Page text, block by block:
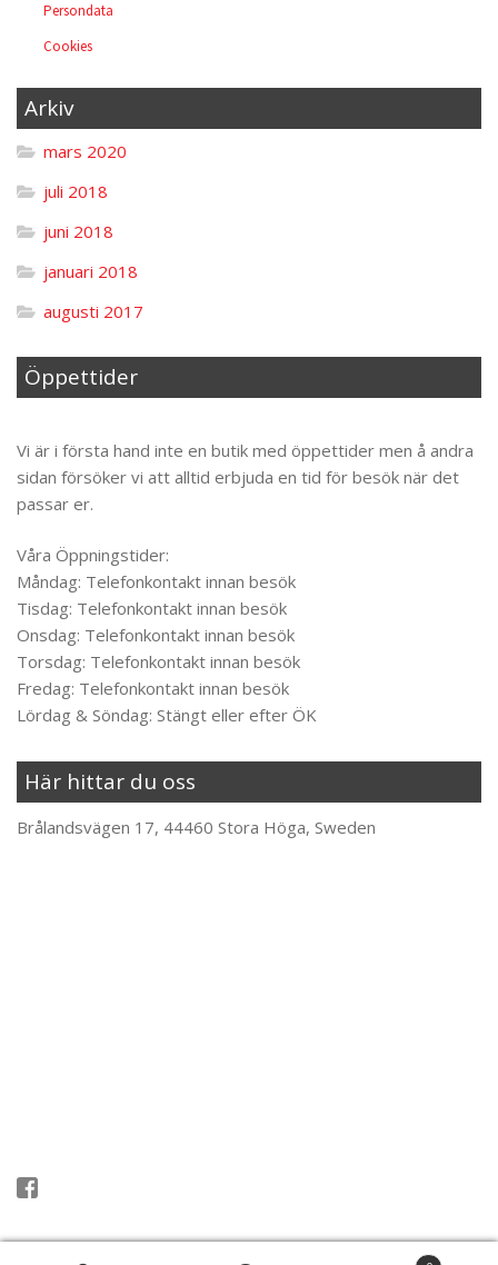
Persondata
Cookies
Arkiv
mars 2020
juli 2018
juni 2018
januari 2018
augusti 2017
Öppettider
Vi är i första hand inte en butik med öppettider men å andra
sidan försöker vi att alltid erbjuda en tid för besök när det
passar er.
Våra Öppningstider:
Måndag: Telefonkontakt innan besök
Tisdag: Telefonkontakt innan besök
Onsdag: Telefonkontakt innan besök
Torsdag: Telefonkontakt innan besök
Fredag: Telefonkontakt innan besök
Lördag & Söndag: Stängt eller efter ÖK
Här hittar du oss
Brålandsvägen 17, 44460 Stora Höga, Sweden